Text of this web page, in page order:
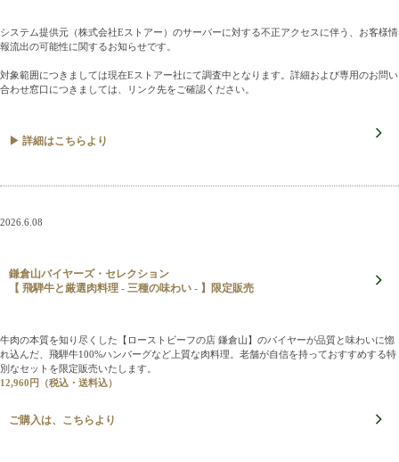
システム提供元（株式会社Eストアー）のサーバーに対する不正アクセスに伴う、お客様情
報流出の可能性に関するお知らせです。
対象範囲につきましては現在Eストアー社にて調査中となります。詳細および専用のお問い
合わせ窓口につきましては、リンク先をご確認ください。
▶ 詳細はこちらより
2026.6.08
鎌倉山バイヤーズ・セレクション
【 飛騨牛と厳選肉料理 - 三種の味わい - 】限定販売
牛肉の本質を知り尽くした【ローストビーフの店 鎌倉山】のバイヤーが品質と味わいに惚
れ込んだ、飛騨牛100%ハンバーグなど上質な肉料理。老舗が自信を持っておすすめする特
別なセットを限定販売いたします。
12,960円（税込・送料込）
ご購入は、こちらより